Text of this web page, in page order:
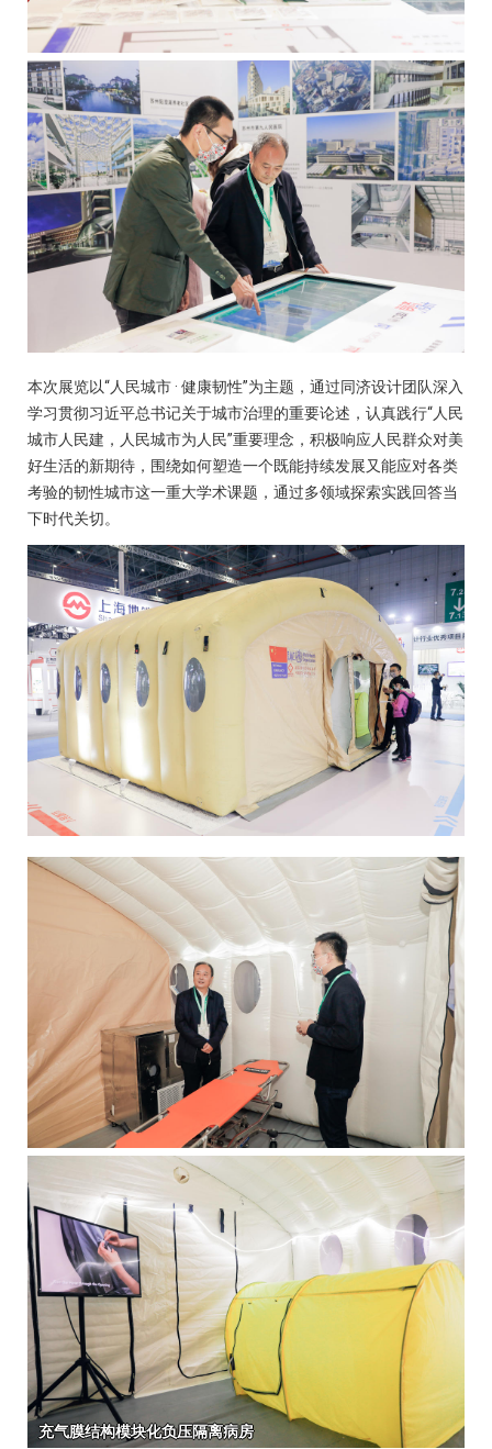
本次展览以“人民城市 · 健康韧性”为主题，通过同济设计团队深入
学习贯彻习近平总书记关于城市治理的重要论述，认真践行“人民
城市人民建，人民城市为人民”重要理念，积极响应人民群众对美
好生活的新期待，围绕如何塑造一个既能持续发展又能应对各类
考验的韧性城市这一重大学术课题，通过多领域探索实践回答当
下时代关切。